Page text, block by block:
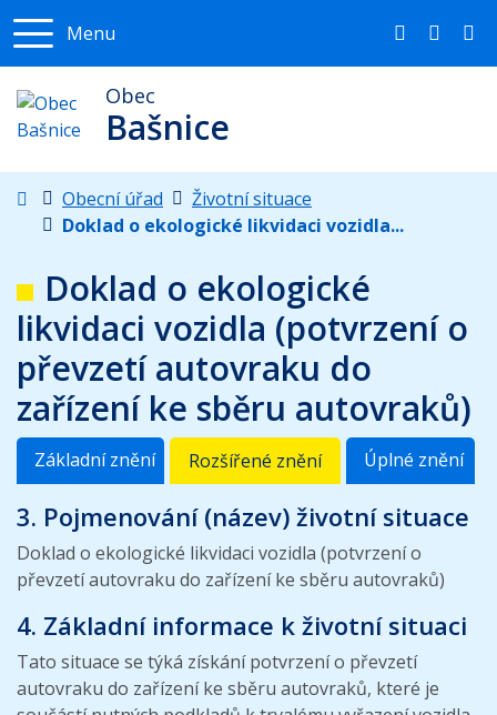
Menu 493 699
Obec
Bašnice
Úvodní stránka
Obecní úřad
Životní situace
Doklad o ekologické likvidaci vozidla...
Doklad o ekologické
likvidaci vozidla (potvrzení o
převzetí autovraku do
zařízení ke sběru autovraků)
Základní znění Rozšířené znění Úplné znění
3. Pojmenování (název) životní situace
Doklad o ekologické likvidaci vozidla (potvrzení o
převzetí autovraku do zařízení ke sběru autovraků)
4. Základní informace k životní situaci
Tato situace se týká získání potvrzení o převzetí
autovraku do zařízení ke sběru autovraků, které je